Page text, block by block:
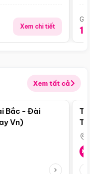
Xem chi tiết
Xem tất cả
Điểm nổi bật
Bắc - Đài
Vn)